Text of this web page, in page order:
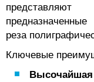
реза
Ключевые
Высочайшая